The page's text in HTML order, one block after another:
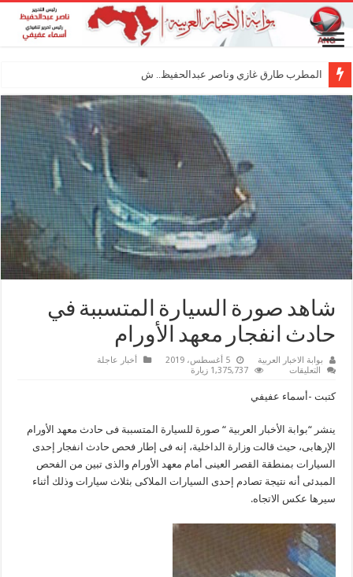
المطرب طارق غازي وناصر عبدالحفيظ.. شراكة فنية ت
شاهد صورة السيارة المتسببة في
حادث انفجار معهد الأورام
بوابة الاخبار العربية 5 أغسطس، 2019
أخبار عاجلة
التعليقات
صورة
السيارة
في
حادث
انفجار
معهد
الأورام
1,375,737 زيارة
كتبت -أسماء عفيفي
ينشر “بوابة الأخبار العربية “ صورة للسيارة المتسببة فى حادث معهد الأورام
الإرهابى، حيث قالت وزارة الداخلية، إنه فى إطار فحص حادث انفجار إحدى
السيارات بمنطقة القصر العينى أمام معهد الأورام والذى تبين من الفحص
المبدئى أنه نتيجة تصادم إحدى السيارات الملاكى بثلاث سيارات وذلك أثناء
سيرها عكس الاتجاه.